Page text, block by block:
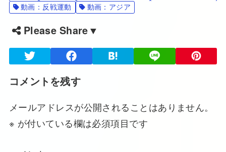
動画：反戦運動
動画：アジア
Please Share▼
コメントを残す
メールアドレスが公開されることはありません。
※ が付いている欄は必須項目です